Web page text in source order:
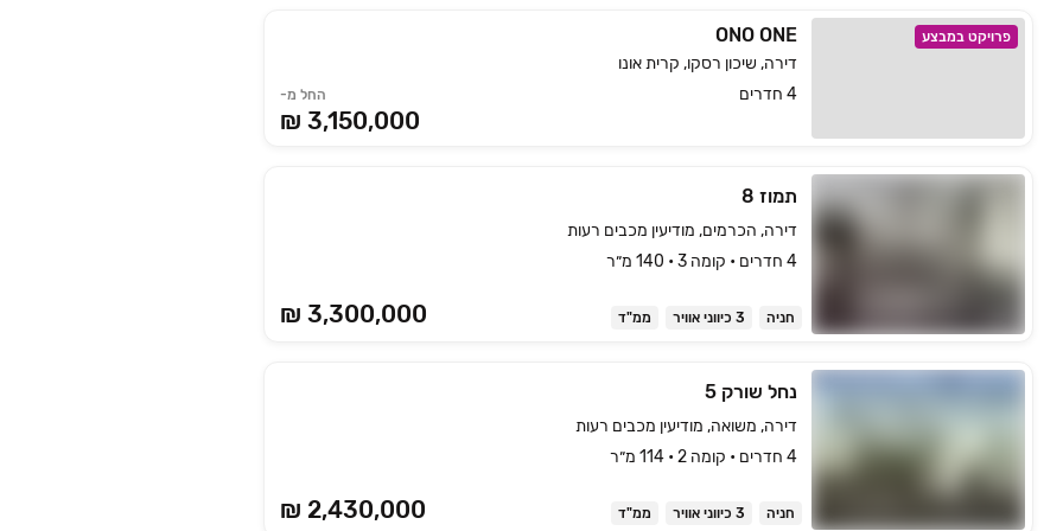
פרויקט במבצע ONO ONE
דירה, שיכון רסקו, קרית אונו
4 חדרים
החל מ-
3,150,000 ₪
₪ 3,300,000
תמוז 8
דירה, הכרמים, מודיעין מכבים רעות
4 חדרים • קומה ‎3‏ • 140 מ״ר
חניה 3 כיווני אוויר ממ"ד
₪ 2,430,000
נחל שורק 5
דירה, משואה, מודיעין מכבים רעות
4 חדרים • קומה ‎2‏ • 114 מ״ר
חניה 3 כיווני אוויר ממ"ד